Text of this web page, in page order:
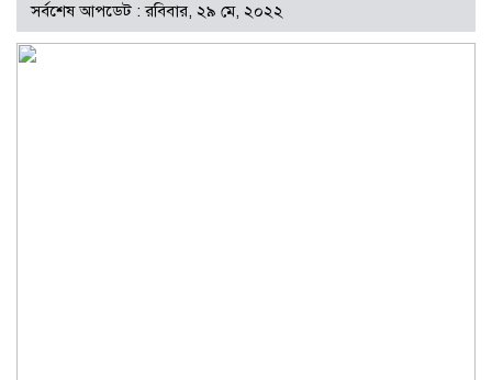
সর্বশেষ আপডেট : রবিবার, ২৯ মে, ২০২২